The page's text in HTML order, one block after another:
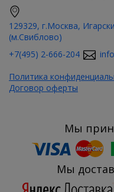
129329, г.Москва,
(м.Свиблово)
+7(495) 2-666-204
Политика
Договор оферты
Мы
Мы